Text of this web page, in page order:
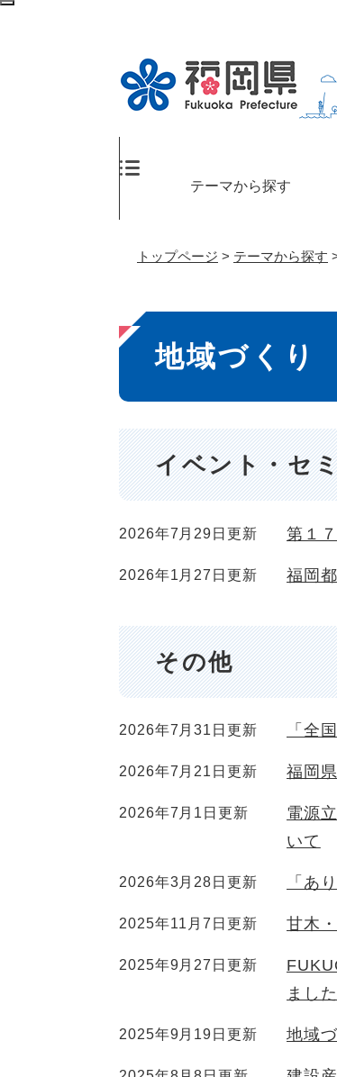
ペ
テーマから探す
トップページ > テーマから探す
本
文
地域づくり
イベント・セ
2026年7月29日更新 第１
2026年1月27日更新 福岡
その他
2026年7月31日更新 「全
2026年7月21日更新 福岡
2026年7月1日更新
電源
いて
2026年3月28日更新 「あ
2025年11月7日更新 甘木
2025年9月27日更新
ました
2025年9月19日更新 地域